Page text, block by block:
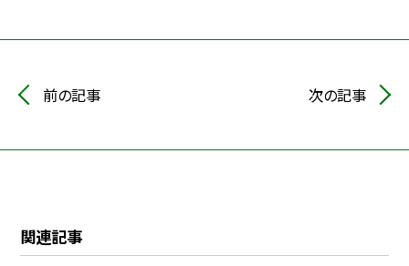
前の記事 次の記事
関連記事